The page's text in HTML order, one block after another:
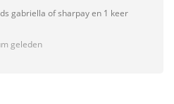
gabriella of sharpay en 1 keer
geleden